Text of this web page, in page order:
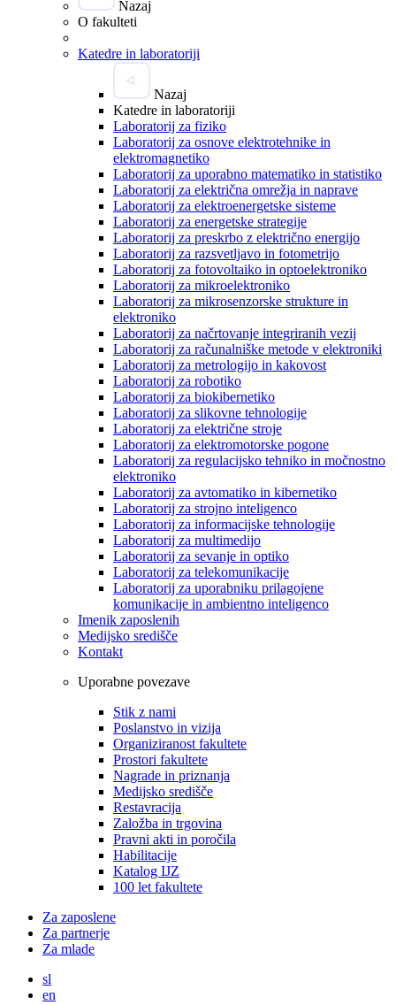
Nazaj
O fakulteti
Katedre in laboratoriji
Nazaj
Katedre in laboratoriji
Laboratorij za fiziko
Laboratorij za osnove elektrotehnike in
elektromagnetiko
Laboratorij za uporabno matematiko in statistiko
Laboratorij za električna omrežja in naprave
Laboratorij za elektroenergetske sisteme
Laboratorij za energetske strategije
Laboratorij za preskrbo z električno energijo
Laboratorij za razsvetljavo in fotometrijo
Laboratorij za fotovoltaiko in optoelektroniko
Laboratorij za mikroelektroniko
Laboratorij za mikrosenzorske strukture in
elektroniko
Laboratorij za načrtovanje integriranih vezij
Laboratorij za računalniške metode v elektroniki
Laboratorij za metrologijo in kakovost
Laboratorij za robotiko
Laboratorij za biokibernetiko
Laboratorij za slikovne tehnologije
Laboratorij za električne stroje
Laboratorij za elektromotorske pogone
Laboratorij za regulacijsko tehniko in močnostno
elektroniko
Laboratorij za avtomatiko in kibernetiko
Laboratorij za strojno inteligenco
Laboratorij za informacijske tehnologije
Laboratorij za multimedijo
Laboratorij za sevanje in optiko
Laboratorij za telekomunikacije
Laboratorij za uporabniku prilagojene
komunikacije in ambientno inteligenco
Imenik zaposlenih
Medijsko središče
Kontakt
Uporabne povezave
Stik z nami
Poslanstvo in vizija
Organiziranost fakultete
Prostori fakultete
Nagrade in priznanja
Medijsko središče
Restavracija
Založba in trgovina
Pravni akti in poročila
Habilitacije
Katalog IJZ
100 let fakultete
Za zaposlene
Za partnerje
Za mlade
sl
en